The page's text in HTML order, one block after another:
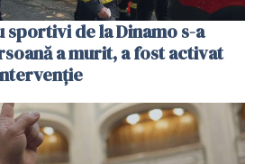
de la Dinamo s-a
a murit, a fost activat